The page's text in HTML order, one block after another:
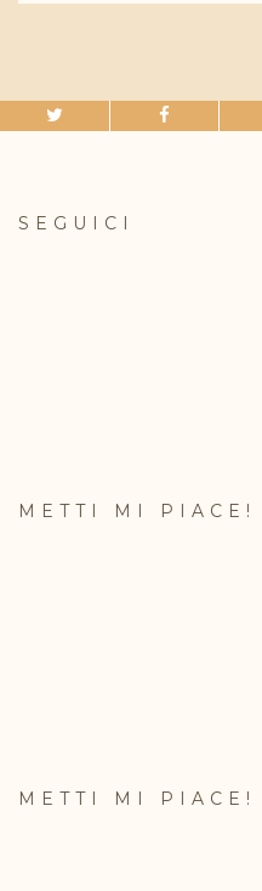
SEGUICI
METTI MI PIACE!
METTI MI PIACE!